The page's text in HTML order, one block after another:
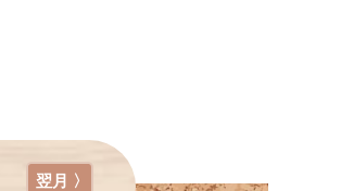
翌月 〉